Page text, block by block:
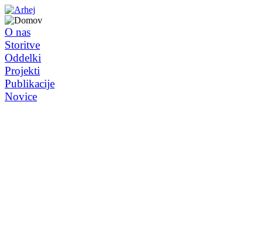
O nas
Storitve
Oddelki
Projekti
Publikacije
Novice